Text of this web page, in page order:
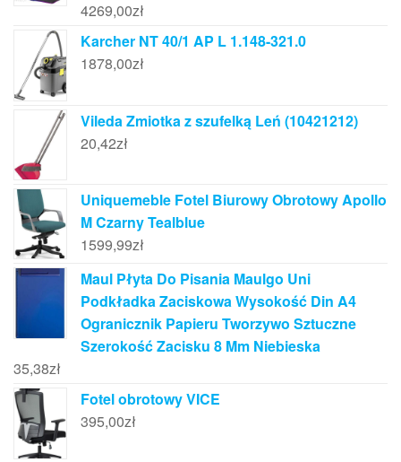
4269,00zł
Karcher NT 40/1 AP L 1.148-321.0
1878,00zł
Vileda Zmiotka z szufelką Leń (10421212)
20,42zł
Uniquemeble Fotel Biurowy Obrotowy Apollo
M Czarny Tealblue
1599,99zł
Maul Płyta Do Pisania Maulgo Uni
Podkładka Zaciskowa Wysokość Din A4
Ogranicznik Papieru Tworzywo Sztuczne
Szerokość Zacisku 8 Mm Niebieska
35,38zł
Fotel obrotowy VICE
395,00zł